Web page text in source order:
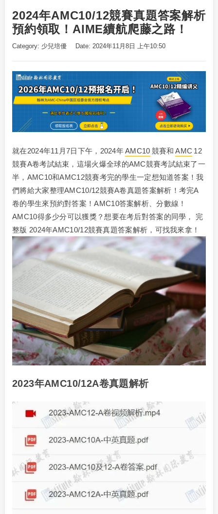
2024年AMC10/12競賽真題答案解析
預約領取！AIME續航爬藤之路！
Category: 少兒培優 Date: 2024年11月8日 上午10:50
就在2024年11月7日下午，2024年AMC10 競賽和 AMC 12
競賽A卷考試結束，這場火爆全球的AMC競賽考試結束了一
半，AMC10和AMC12競賽考完的學生一定想知道答案！我
們將給大家整理AMC10/12競賽A卷真題答案解析！考完A
卷的學生來預約對答案！AMC10答案解析、分數線！
AMC10得多少分可以獲獎？想要在考后對答案的同學， 完
整版 2024年AMC10/12競賽真題答案解析，可找我來拿！
2023年AMC10/12A卷真題解析